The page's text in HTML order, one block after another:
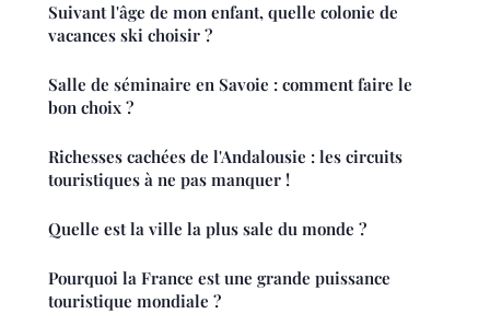
Suivant l'âge de mon enfant, quelle colonie de
vacances ski choisir ?
Salle de séminaire en Savoie : comment faire le
bon choix ?
Richesses cachées de l'Andalousie : les circuits
touristiques à ne pas manquer !
Quelle est la ville la plus sale du monde ?
Pourquoi la France est une grande puissance
touristique mondiale ?